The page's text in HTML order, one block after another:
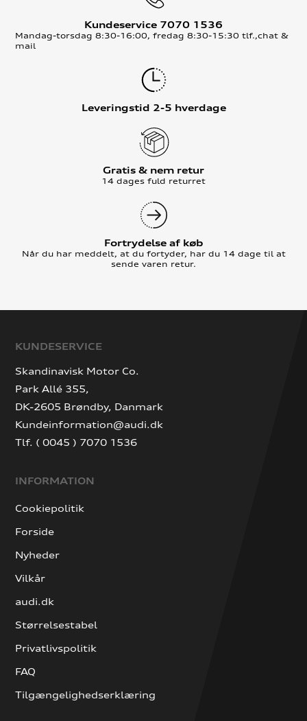
Kundeservice 7070 1536
Mandag-torsdag 8:30-16:00, fredag 8:30-15:30 tlf.,chat &
mail
Leveringstid 2-5 hverdage
Gratis & nem retur
14 dages fuld returret
Fortrydelse af køb
Når du har meddelt, at du fortyder, har du 14 dage til at
sende varen retur.
KUNDESERVICE
Skandinavisk Motor Co.
Park Allé 355,
DK-2605 Brøndby, Danmark
Kundeinformation@audi.dk
Tlf. ( 0045 ) 7070 1536
INFORMATION
Cookiepolitik
Forside
Nyheder
Vilkår
audi.dk
Størrelsestabel
Privatlivspolitik
FAQ
Tilgængelighedserklæring